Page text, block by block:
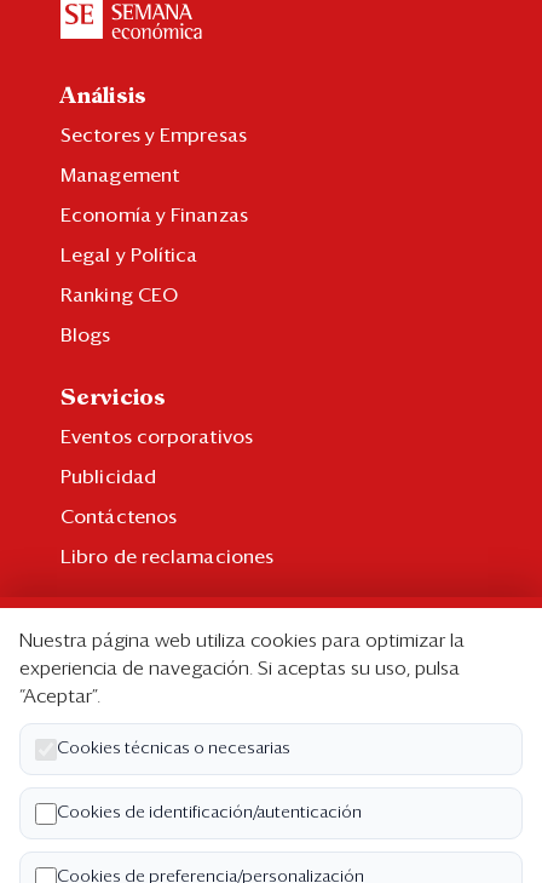
Análisis
Sectores y Empresas
Management
Economía y Finanzas
Legal y Política
Ranking CEO
Blogs
Servicios
Eventos corporativos
Publicidad
Contáctenos
Libro de reclamaciones
Suscripción individual
Paquetes corporativos
Edición Impresa
Nosotros
Quiénes somos
Nuestra página web utiliza cookies para optimizar la
experiencia de navegación. Si aceptas su uso, pulsa
“Aceptar”.
Cookies técnicas o necesarias
Cookies de identificación/autenticación
Cookies de preferencia/personalización